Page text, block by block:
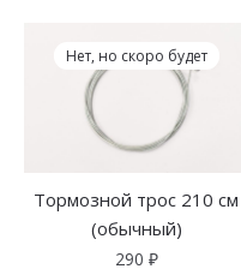
Нет, но скоро будет
Тормозной трос 210 см
(обычный)
290 ₽